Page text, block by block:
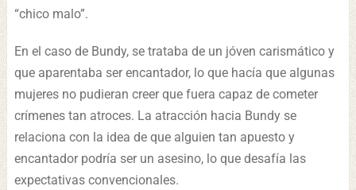
“chico malo”.
En el caso de Bundy, se trataba de un jóven carismático y
que aparentaba ser encantador, lo que hacía que algunas
mujeres no pudieran creer que fuera capaz de cometer
crímenes tan atroces. La atracción hacia Bundy se
relaciona con la idea de que alguien tan apuesto y
encantador podría ser un asesino, lo que desafía las
expectativas convencionales.